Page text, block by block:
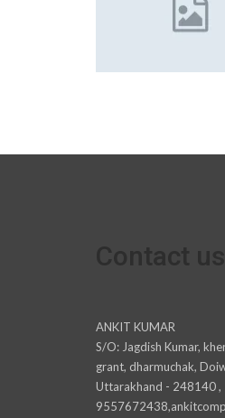
ANKIT KUMAR
S/O: Jagdish Kumar,
grant, dharmuchak,
Uttarakhand - 248140 ,